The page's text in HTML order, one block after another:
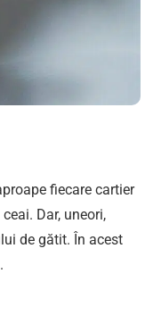
fiecare cartier
Dar, uneori,
de gătit. În acest